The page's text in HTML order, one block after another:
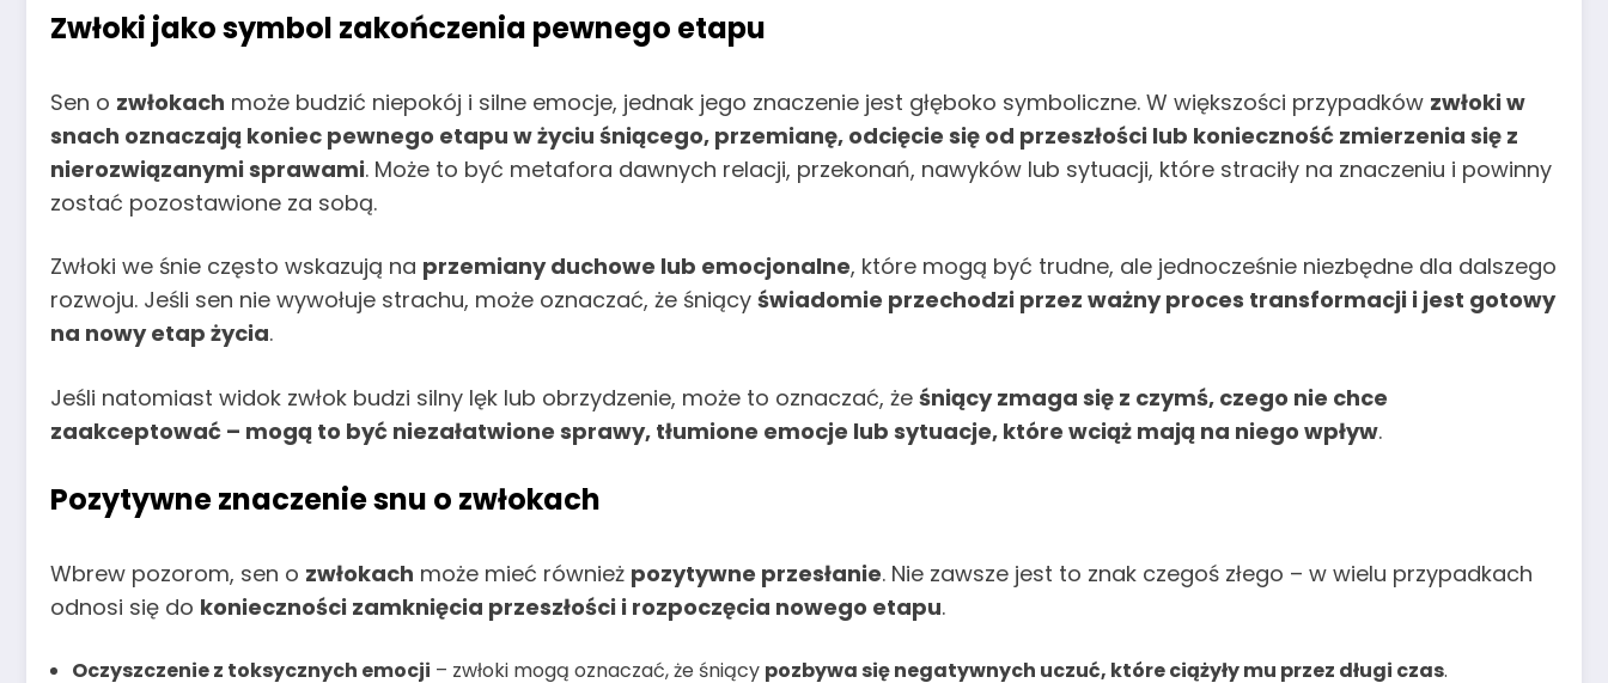
Zwłoki jako symbol zakończenia pewnego etapu
Sen o zwłokach może budzić niepokój i silne emocje, jednak jego znaczenie jest głęboko symboliczne. W większości przypadków zwłoki w
snach oznaczają koniec pewnego etapu w życiu śniącego, przemianę, odcięcie się od przeszłości lub konieczność zmierzenia się z
nierozwiązanymi sprawami. Może to być metafora dawnych relacji, przekonań, nawyków lub sytuacji, które straciły na znaczeniu i powinny
zostać pozostawione za sobą.
Zwłoki we śnie często wskazują na przemiany duchowe lub emocjonalne, które mogą być trudne, ale jednocześnie niezbędne dla dalszego
rozwoju. Jeśli sen nie wywołuje strachu, może oznaczać, że śniący świadomie przechodzi przez ważny proces transformacji i jest gotowy
na nowy etap życia.
Jeśli natomiast widok zwłok budzi silny lęk lub obrzydzenie, może to oznaczać, że śniący zmaga się z czymś, czego nie chce
zaakceptować – mogą to być niezałatwione sprawy, tłumione emocje lub sytuacje, które wciąż mają na niego wpływ.
Pozytywne znaczenie snu o zwłokach
Wbrew pozorom, sen o zwłokach może mieć również pozytywne przesłanie. Nie zawsze jest to znak czegoś złego – w wielu przypadkach
odnosi się do konieczności zamknięcia przeszłości i rozpoczęcia nowego etapu.
Oczyszczenie z toksycznych emocji – zwłoki mogą oznaczać, że śniący pozbywa się negatywnych uczuć, które ciążyły mu przez długi czas.